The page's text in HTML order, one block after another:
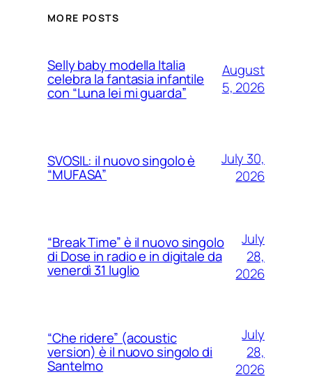
MORE POSTS
Selly baby modella Italia
celebra la fantasia infantile
con “Luna lei mi guarda”
August
5, 2026
SVOSIL: il nuovo singolo è
“MUFASA”
July 30,
2026
“Break Time” è il nuovo singolo
di Dose in radio e in digitale da
venerdì 31 luglio
July
28,
2026
“Che ridere” (acoustic
version) è il nuovo singolo di
Santelmo
July
28,
2026